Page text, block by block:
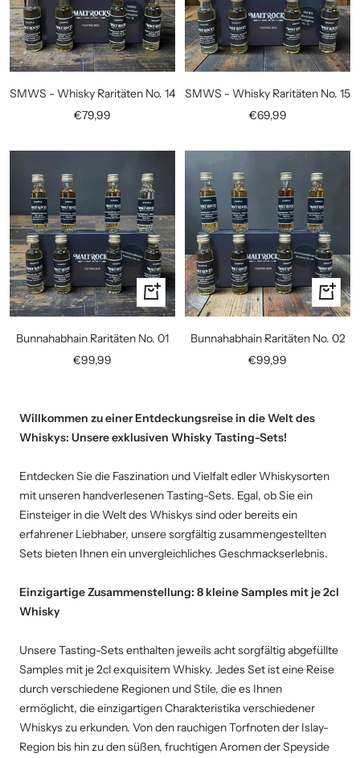
SMWS - Whisky Raritäten No. 14
Angebotspreis
€79,99
SMWS - Whisky Raritäten No. 15
Angebotspreis
€69,99
In
den
Warenkorb
Bunnahabhain Raritäten No. 01
Angebotspreis
€99,99
In
den
Bunnahabhain Raritäten No. 02
Angebotspreis
€99,99
Willkommen zu einer Entdeckungsreise in die Welt des
Whiskys: Unsere exklusiven Whisky Tasting-Sets!
Entdecken Sie die Faszination und Vielfalt edler Whiskysorten
mit unseren handverlesenen Tasting-Sets. Egal, ob Sie ein
Einsteiger in die Welt des Whiskys sind oder bereits ein
erfahrener Liebhaber, unsere sorgfältig zusammengestellten
Sets bieten Ihnen ein unvergleichliches Geschmackserlebnis.
Einzigartige Zusammenstellung: 8 kleine Samples mit je 2cl
Whisky
Unsere Tasting-Sets enthalten jeweils acht sorgfältig abgefüllte
Samples mit je 2cl exquisitem Whisky. Jedes Set ist eine Reise
durch verschiedene Regionen und Stile, die es Ihnen
ermöglicht, die einzigartigen Charakteristika verschiedener
Whiskys zu erkunden. Von den rauchigen Torfnoten der Islay-
Region bis hin zu den süßen, fruchtigen Aromen der Speyside